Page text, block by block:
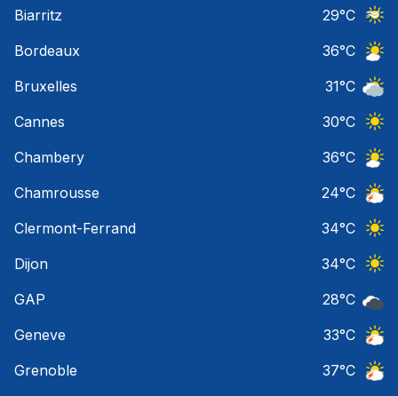
Biarritz
29°C
Bordeaux
36°C
Bruxelles
31°C
Cannes
30°C
Chambery
36°C
Chamrousse
24°C
Clermont-Ferrand
34°C
Dijon
34°C
GAP
28°C
Geneve
33°C
Grenoble
37°C